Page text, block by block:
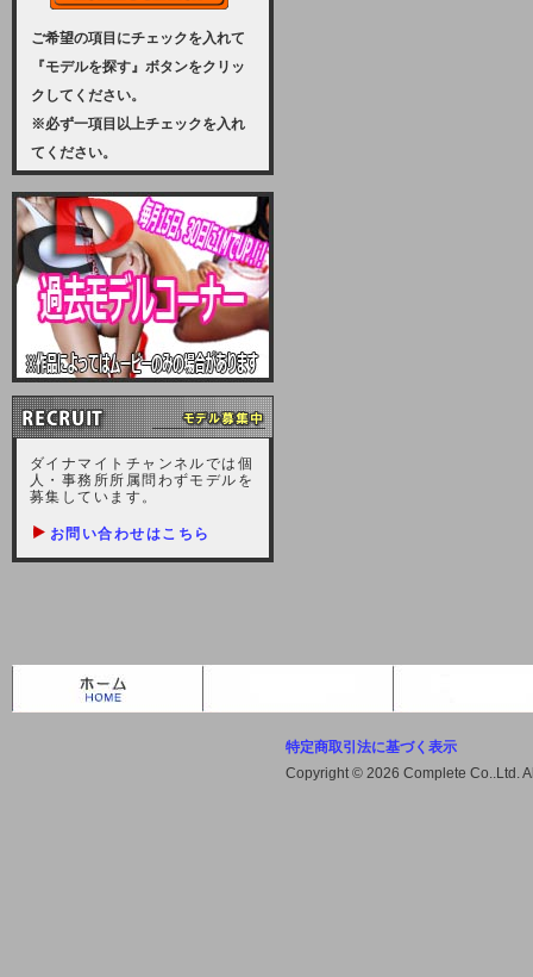
【サーバーメンテナンス実施のお知
らせ】
2023年 9月10日（日曜日）午前8：
サーバーメンテナンスを実施いたし
ます。その為、アクセスはできませ
ますが、ご理解の程を宜しくお願い
致します。
2022-09-01 (木)
【サーバーメンテナンスのお知ら
せ】
9月10日（土曜日）AM6：00から
AM8：00（予定）サーバーメンテ
ナンスを致します。ご迷惑をおかけ
しますが、宜しくお願い致します。
2021-10-22 (金)
2021/10/7に起きました地震によ
不安定な状況もあります。会員様に
は、ご不便をお掛けしますが宜しく
ご希望の項目にチェックを入れて
『モデルを探す』ボタンをクリッ
クしてください。
※必ず一項目以上チェックを入れ
てください。
ダイナマイトチャンネルでは個
人・事務所所属問わずモデルを
募集しています。
お問い合わせはこちら
特定商取引法に基づく表示
Copyright © 2026 Complete Co..Ltd.